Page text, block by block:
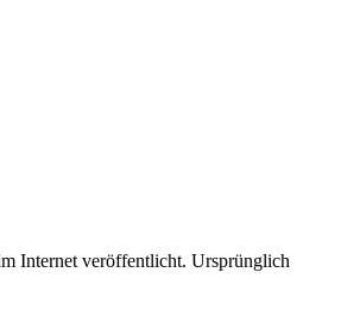
Internet veröffentlicht. Ursprünglich